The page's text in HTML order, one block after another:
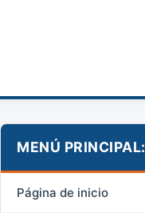
MENÚ PRINCIPAL:
Página de inicio